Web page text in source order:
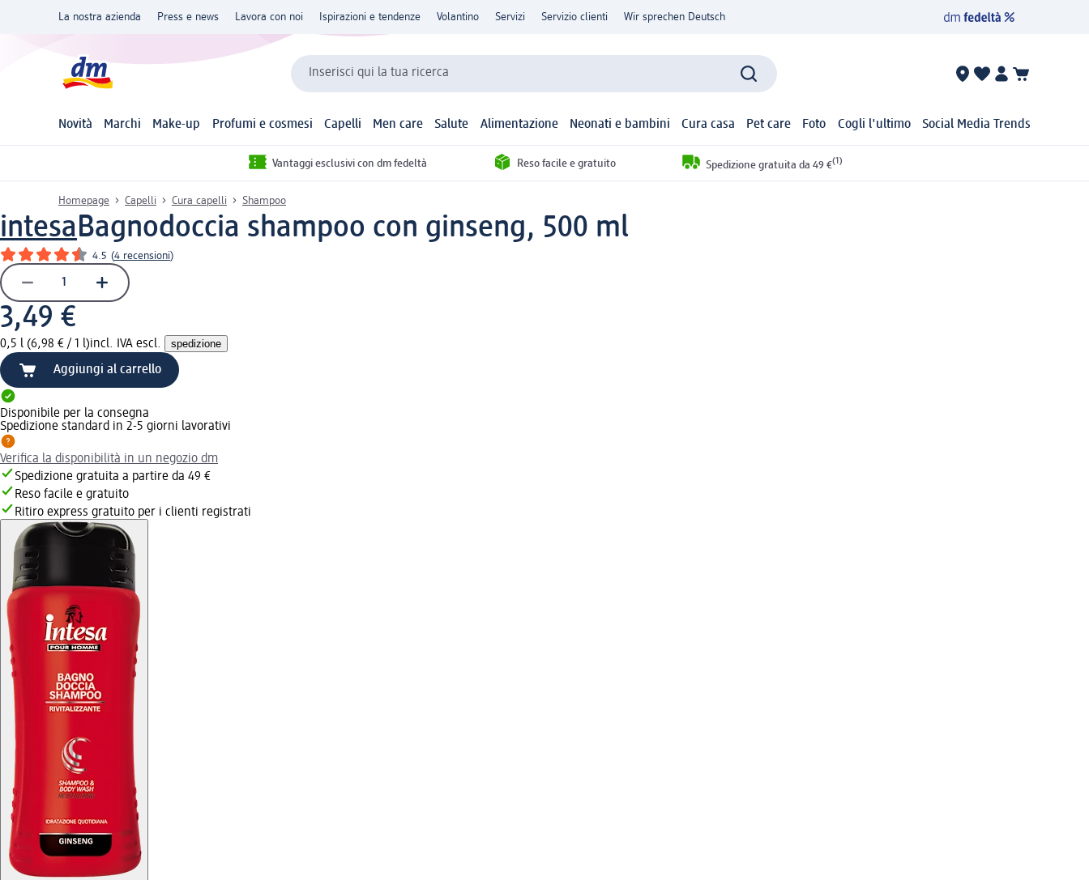
La nostra azienda Press e news Lavora con noi Ispirazioni e tendenze Volantino Servizi Servizio clienti Wir sprechen Deutsch
Inserisci qui la tua ricerca
Novità Marchi Make-up Profumi e cosmesi Capelli Men care Salute Alimentazione Neonati e bambini Cura casa Pet care Foto Cogli l'ultimo Social Media Trends
Vantaggi esclusivi con dm fedeltà Reso facile e gratuito Spedizione gratuita da 49 €(1)
Homepage Capelli Cura capelli Shampoo
intesaBagnodoccia shampoo con ginseng, 500 ml
4.5 (4 recensioni)
3,49 €
0,5 l (6,98 € / 1 l)incl. IVA escl. spedizione
Aggiungi al carrello
Disponibile per la consegna
Spedizione standard in 2-5 giorni lavorativi
Verifica la disponibilità in un negozio dm
Spedizione gratuita a partire da 49 €
Reso facile e gratuito
Ritiro express gratuito per i clienti registrati